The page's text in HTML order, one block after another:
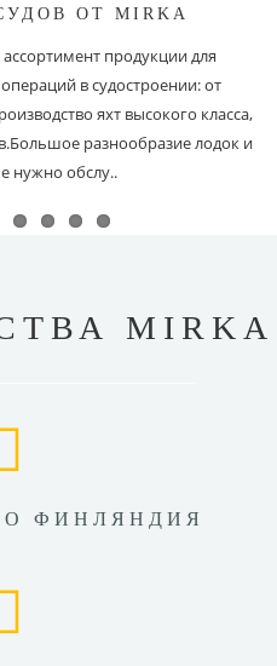
ОТ MIRKA
продукции для
в судостроении: от
яхт высокого класса,
разнообразие лодок и
нужно обслу..
MIRKA
ФИНЛЯНДИЯ